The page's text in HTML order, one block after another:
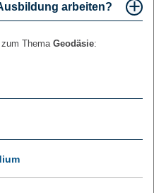
arbeiten?
ThemaGeodäsie: